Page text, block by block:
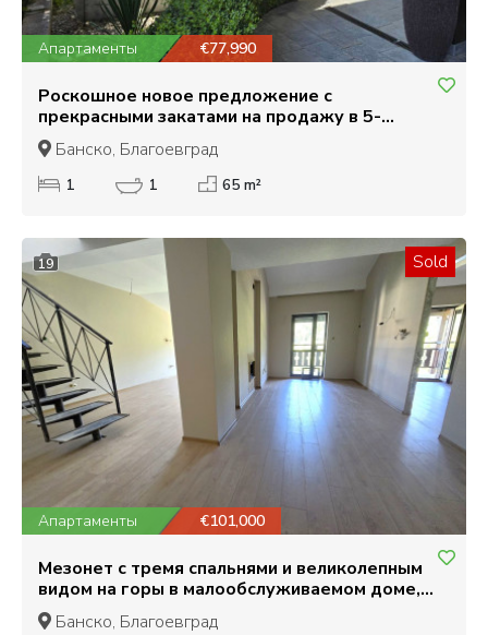
Апартаменты €77,990
Роскошное новое предложение с
прекрасными закатами на продажу в 5-
звездочном отеле Regnum, Банско!
Банско, Благоевград
1 1 65 m²
19 Sold
Апартаменты €101,000
Мезонет с тремя спальнями и великолепным
видом на горы в малообслуживаемом доме,
Банско
Банско, Благоевград